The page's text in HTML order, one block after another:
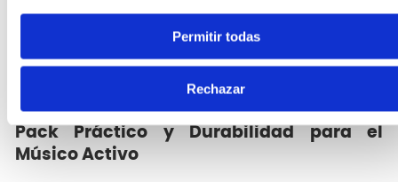
Permitir todas
Rechazar
Pack Práctico y Durabilidad para el
Músico Activo